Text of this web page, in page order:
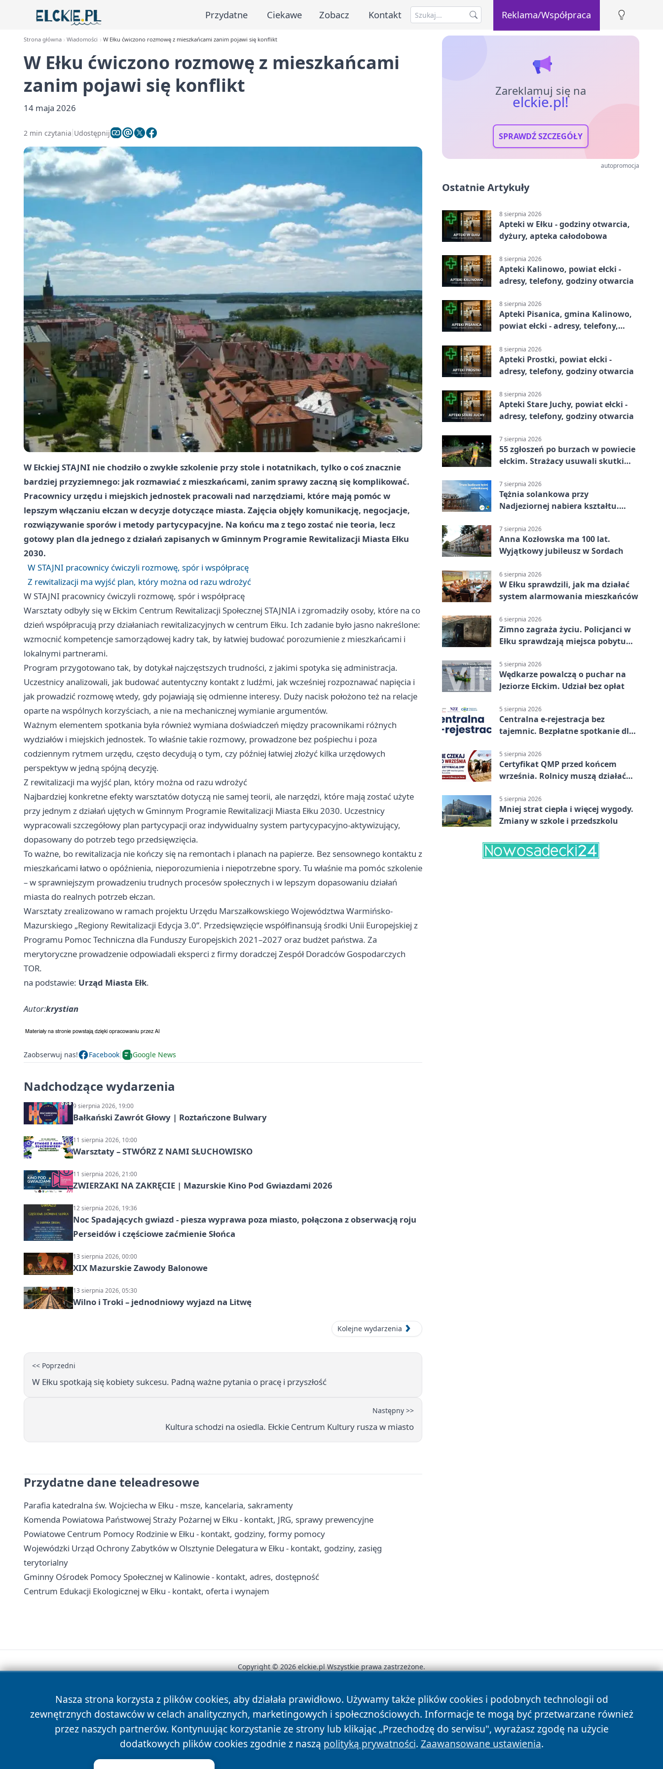
Przydatne Ciekawe Zobacz Kontakt Reklama/Współpraca
Strona główna Wiadomości W Ełku ćwiczono rozmowę z mieszkańcami zanim pojawi się konflikt
W Ełku ćwiczono rozmowę z mieszkańcami
zanim pojawi się konflikt
14 maja 2026
2 min czytania Udostępnij
W Ełckiej STAJNI nie chodziło o zwykłe szkolenie przy stole i notatnikach, tylko o coś znacznie
bardziej przyziemnego: jak rozmawiać z mieszkańcami, zanim sprawy zaczną się komplikować.
Pracownicy urzędu i miejskich jednostek pracowali nad narzędziami, które mają pomóc w
lepszym włączaniu ełczan w decyzje dotyczące miasta. Zajęcia objęły komunikację, negocjacje,
rozwiązywanie sporów i metody partycypacyjne. Na końcu ma z tego zostać nie teoria, lecz
gotowy plan dla jednego z działań zapisanych w Gminnym Programie Rewitalizacji Miasta Ełku
2030.
W STAJNI pracownicy ćwiczyli rozmowę, spór i współpracę
Z rewitalizacji ma wyjść plan, który można od razu wdrożyć
W STAJNI pracownicy ćwiczyli rozmowę, spór i współpracę
Warsztaty odbyły się w Ełckim Centrum Rewitalizacji Społecznej STAJNIA i zgromadziły osoby, które na co
dzień współpracują przy działaniach rewitalizacyjnych w centrum Ełku. Ich zadanie było jasno nakreślone:
wzmocnić kompetencje samorządowej kadry tak, by łatwiej budować porozumienie z mieszkańcami i
lokalnymi partnerami.
Program przygotowano tak, by dotykał najczęstszych trudności, z jakimi spotyka się administracja.
Uczestnicy analizowali, jak budować autentyczny kontakt z ludźmi, jak wcześniej rozpoznawać napięcia i
jak prowadzić rozmowę wtedy, gdy pojawiają się odmienne interesy. Duży nacisk położono też na relacje
oparte na wspólnych korzyściach, a nie na mechanicznej wymianie argumentów.
Ważnym elementem spotkania była również wymiana doświadczeń między pracownikami różnych
wydziałów i miejskich jednostek. To właśnie takie rozmowy, prowadzone bez pośpiechu i poza
codziennym rytmem urzędu, często decydują o tym, czy później łatwiej złożyć kilka urzędowych
perspektyw w jedną spójną decyzję.
Z rewitalizacji ma wyjść plan, który można od razu wdrożyć
Najbardziej konkretne efekty warsztatów dotyczą nie samej teorii, ale narzędzi, które mają zostać użyte
przy jednym z działań ujętych w Gminnym Programie Rewitalizacji Miasta Ełku 2030. Uczestnicy
wypracowali szczegółowy plan partycypacji oraz indywidualny system partycypacyjno-aktywizujący,
dopasowany do potrzeb tego przedsięwzięcia.
To ważne, bo rewitalizacja nie kończy się na remontach i planach na papierze. Bez sensownego kontaktu z
mieszkańcami łatwo o opóźnienia, nieporozumienia i niepotrzebne spory. Tu właśnie ma pomóc szkolenie
– w sprawniejszym prowadzeniu trudnych procesów społecznych i w lepszym dopasowaniu działań
miasta do realnych potrzeb ełczan.
Warsztaty zrealizowano w ramach projektu Urzędu Marszałkowskiego Województwa Warmińsko-
Mazurskiego „Regiony Rewitalizacji Edycja 3.0”. Przedsięwzięcie współfinansują środki Unii Europejskiej z
Programu Pomoc Techniczna dla Funduszy Europejskich 2021–2027 oraz budżet państwa. Za
merytoryczne prowadzenie odpowiadali eksperci z firmy doradczej Zespół Doradców Gospodarczych
TOR.
na podstawie: Urząd Miasta Ełk.
Autor:krystian
Zaobserwuj nas! Facebook Google News
Nadchodzące wydarzenia
9 sierpnia 2026, 19:00
Bałkański Zawrót Głowy | Roztańczone Bulwary
11 sierpnia 2026, 10:00
Warsztaty – STWÓRZ Z NAMI SŁUCHOWISKO
11 sierpnia 2026, 21:00
ZWIERZAKI NA ZAKRĘCIE | Mazurskie Kino Pod Gwiazdami 2026
12 sierpnia 2026, 19:36
Noc Spadających gwiazd - piesza wyprawa poza miasto, połączona z obserwacją roju
Perseidów i częściowe zaćmienie Słońca
13 sierpnia 2026, 00:00
XIX Mazurskie Zawody Balonowe
13 sierpnia 2026, 05:30
Wilno i Troki – jednodniowy wyjazd na Litwę
Kolejne wydarzenia
<< Poprzedni
W Ełku spotkają się kobiety sukcesu. Padną ważne pytania o pracę i przyszłość
Następny >>
Kultura schodzi na osiedla. Ełckie Centrum Kultury rusza w miasto
Przydatne dane teleadresowe
Parafia katedralna św. Wojciecha w Ełku - msze, kancelaria, sakramenty
Komenda Powiatowa Państwowej Straży Pożarnej w Ełku - kontakt, JRG, sprawy prewencyjne
Powiatowe Centrum Pomocy Rodzinie w Ełku - kontakt, godziny, formy pomocy
Wojewódzki Urząd Ochrony Zabytków w Olsztynie Delegatura w Ełku - kontakt, godziny, zasięg
terytorialny
Gminny Ośrodek Pomocy Społecznej w Kalinowie - kontakt, adres, dostępność
Centrum Edukacji Ekologicznej w Ełku - kontakt, oferta i wynajem
Zareklamuj się na
elckie.pl!
SPRAWDŹ SZCZEGÓŁY
autopromocja
Ostatnie Artykuły
8 sierpnia 2026
Apteki w Ełku - godziny otwarcia,
dyżury, apteka całodobowa
8 sierpnia 2026
Apteki Kalinowo, powiat ełcki -
adresy, telefony, godziny otwarcia
8 sierpnia 2026
Apteki Pisanica, gmina Kalinowo,
powiat ełcki - adresy, telefony,
8 sierpnia 2026
Apteki Prostki, powiat ełcki -
adresy, telefony, godziny otwarcia
8 sierpnia 2026
Apteki Stare Juchy, powiat ełcki -
adresy, telefony, godziny otwarcia
7 sierpnia 2026
55 zgłoszeń po burzach w powiecie
ełckim. Strażacy usuwali skutki
7 sierpnia 2026
Tężnia solankowa przy
Nadjeziornej nabiera kształtu.
konstrukcja
7 sierpnia 2026
Anna Kozłowska ma 100 lat.
Wyjątkowy jubileusz w Sordach
6 sierpnia 2026
W Ełku sprawdzili, jak ma działać
system alarmowania mieszkańców
6 sierpnia 2026
Zimno zagraża życiu. Policjanci w
Ełku sprawdzają miejsca pobytu
5 sierpnia 2026
Wędkarze powalczą o puchar na
Jeziorze Ełckim. Udział bez opłat
5 sierpnia 2026
Centralna e-rejestracja bez
tajemnic. Bezpłatne spotkanie dla
5 sierpnia 2026
Certyfikat QMP przed końcem
września. Rolnicy muszą działać
5 sierpnia 2026
Mniej strat ciepła i więcej wygody.
Zmiany w szkole i przedszkolu
Nasza strona korzysta z plików cookies, aby działała prawidłowo. Używamy także plików cookies i podobnych technologii od
zewnętrznych dostawców w celach analitycznych, marketingowych i społecznościowych. Informacje te mogą być przetwarzane również
przez naszych partnerów. Kontynuując korzystanie ze strony lub klikając „Przechodzę do serwisu", wyrażasz zgodę na użycie
dodatkowych plików cookies zgodnie z naszą polityką prywatności. Zaawansowane ustawienia.
Copyright © 2026 elckie.pl Wszystkie prawa zastrzeżone.
News Autorzy Polityka Prywatności Polityka Cookies